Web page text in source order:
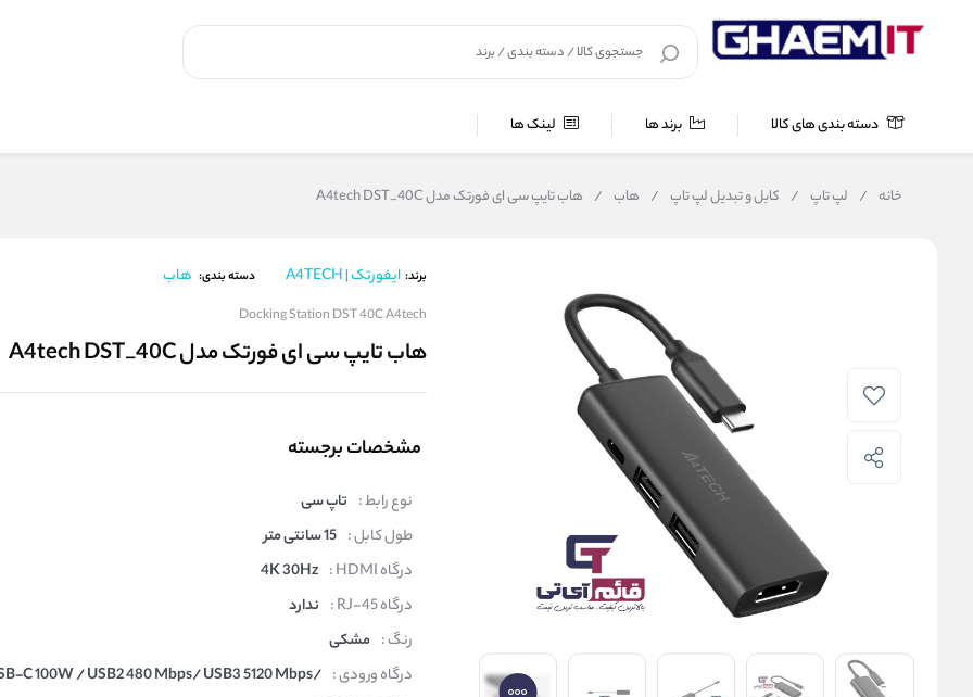
دسته بندی های کالا برند ها لینک ها
خانه / لپ تاپ / کابل و تبدیل لپ تاپ / هاب / هاب تایپ سی ای فورتک مدل A4tech DST_40C
برند: ایفورتک | A4TECH دسته بندی: هاب
Docking Station DST 40C A4tech
هاب تایپ سی ای فورتک مدل A4tech DST_40C
مشخصات برجسته
نوع رابط : تاپ سی
طول کابل : 15 سانتی متر
درگاه HDMI :
4K 30Hz
درگاه RJ-45 :
ندارد
رنگ : مشکی
درگاه ورودی : C 100W / USB2 480 Mbps/ USB3 5120 Mbps/